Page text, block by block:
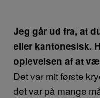
Jeg går ud fra, at
eller kantonesisk.
oplevelsen af at
Det var mit første
det var på mange